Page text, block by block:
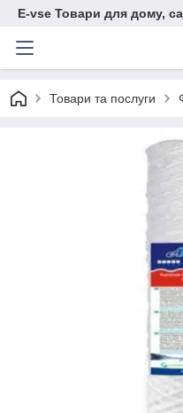
E-vse Товари для дому,
Товари та послуги